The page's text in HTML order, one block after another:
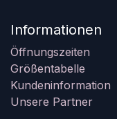
Informationen
Öffnungszeiten
Größentabelle
Kundeninformation
Unsere Partner